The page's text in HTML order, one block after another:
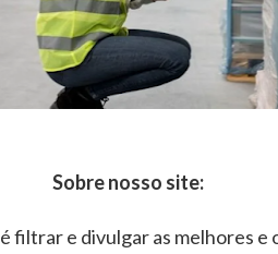
Sobre nosso site:
filtrar e divulgar as melhores